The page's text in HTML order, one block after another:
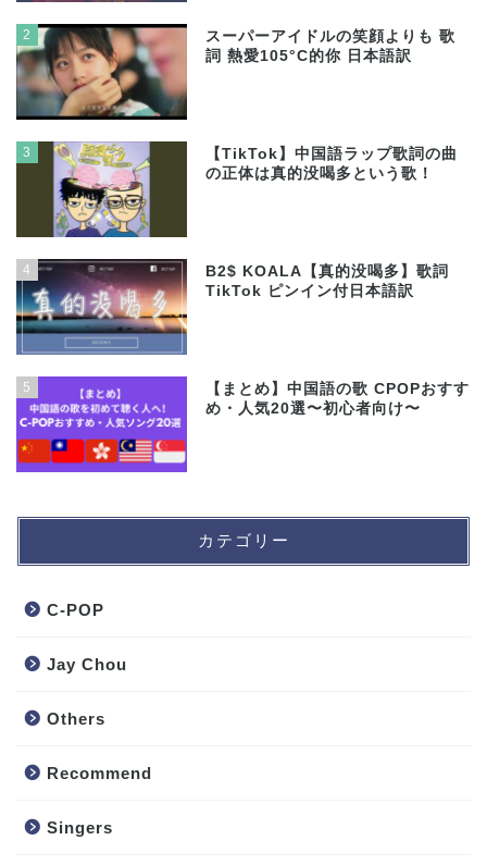
2
スーパーアイドルの笑顔よりも 歌
詞 熱愛105°C的你 日本語訳
3
【TikTok】中国語ラップ歌詞の曲
の正体は真的没喝多という歌！
4
B2$ KOALA【真的没喝多】歌詞
TikTok ピンイン付日本語訳
5
【まとめ】中国語の歌 CPOPおすす
め・人気20選〜初心者向け〜
カテゴリー
C-POP
Jay Chou
Others
Recommend
Singers